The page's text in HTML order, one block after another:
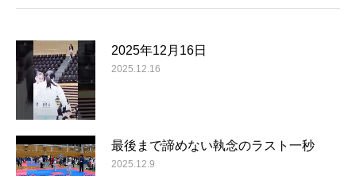
2025年12月16日
2025.12.16
最後まで諦めない執念のラスト一秒
2025.12.9